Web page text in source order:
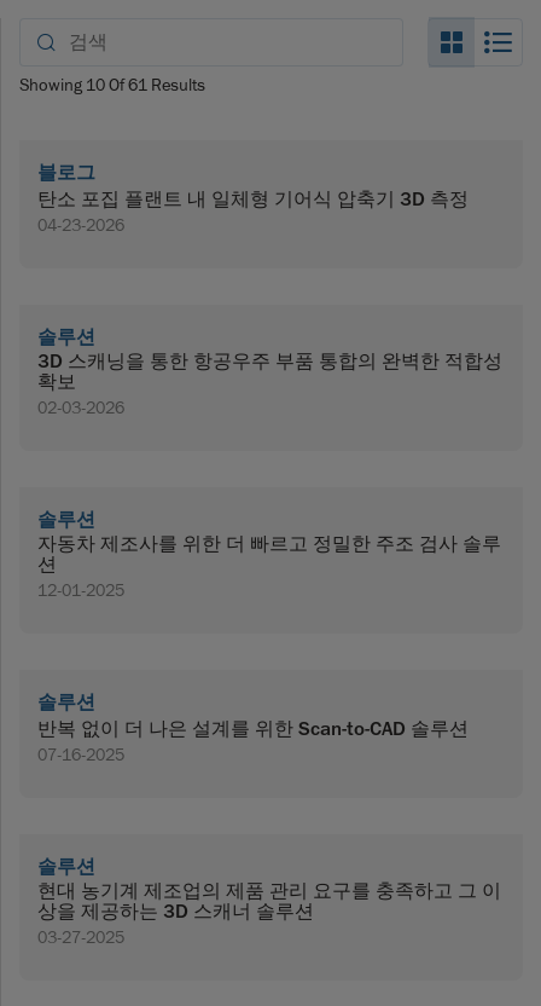
Showing 10Of61 Results
블로그
탄소 포집 플랜트 내 일체형 기어식 압축기 3D 측정
04-23-2026
솔루션
3D 스캐닝을 통한 항공우주 부품 통합의 완벽한 적합성
확보
02-03-2026
솔루션
자동차 제조사를 위한 더 빠르고 정밀한 주조 검사 솔루
션
12-01-2025
솔루션
반복 없이 더 나은 설계를 위한 Scan-to-CAD 솔루션
07-16-2025
솔루션
현대 농기계 제조업의 제품 관리 요구를 충족하고 그 이
상을 제공하는 3D 스캐너 솔루션
03-27-2025